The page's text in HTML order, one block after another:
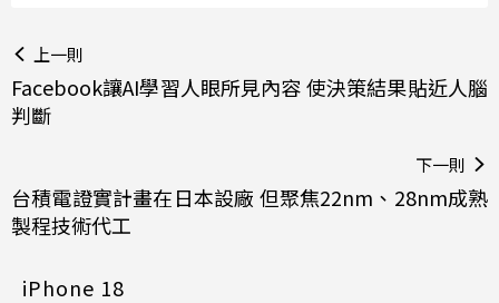
上一則
Facebook讓AI學習人眼所見內容 使決策結果貼近人腦
判斷
下一則
台積電證實計畫在日本設廠 但聚焦22nm、28nm成熟
製程技術代工
iPhone 18